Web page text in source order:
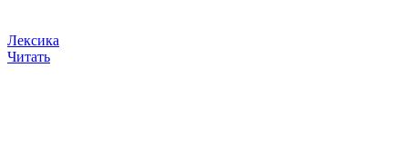
Лексика
Читать